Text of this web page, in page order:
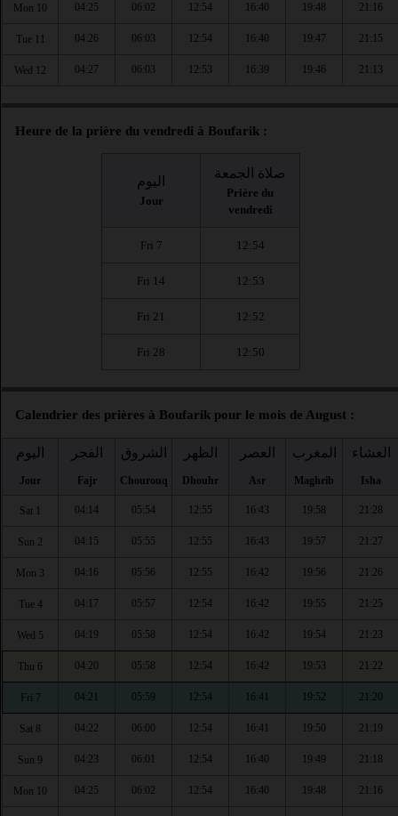
Mon 10 04:25 06:02 12:54 16:40 19:48 21:16
Tue 11 04:26 06:03 12:54 16:40 19:47 21:15
Wed 12 04:27 06:03 12:53 16:39 19:46 21:13
Heure de la prière du vendredi à Boufarik :
اليوم
Jour
صلاة الجمعة
Prière du
vendredi
Fri 7 12:54
Fri 14 12:53
Fri 21 12:52
Fri 28 12:50
Calendrier des prières à Boufarik pour le mois de August :
اليوم
Jour
الفجر
Fajr
الشروق
Chourouq
الظهر
Dhouhr
العصر
Asr
المغرب
Maghrib
العشاء
Isha
Sat 1 04:14 05:54 12:55 16:43 19:58 21:28
Sun 2 04:15 05:55 12:55 16:43 19:57 21:27
Mon 3 04:16 05:56 12:55 16:42 19:56 21:26
Tue 4 04:17 05:57 12:54 16:42 19:55 21:25
Wed 5 04:19 05:58 12:54 16:42 19:54 21:23
Thu 6 04:20 05:58 12:54 16:42 19:53 21:22
Fri 7 04:21 05:59 12:54 16:41 19:52 21:20
Sat 8 04:22 06:00 12:54 16:41 19:50 21:19
Sun 9 04:23 06:01 12:54 16:40 19:49 21:18
Mon 10 04:25 06:02 12:54 16:40 19:48 21:16